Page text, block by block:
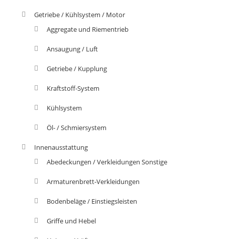
Getriebe / Kühlsystem / Motor
Aggregate und Riementrieb
Ansaugung / Luft
Getriebe / Kupplung
Kraftstoff-System
Kühlsystem
Öl- / Schmiersystem
Innenausstattung
Abedeckungen / Verkleidungen Sonstige
Armaturenbrett-Verkleidungen
Bodenbeläge / Einstiegsleisten
Griffe und Hebel